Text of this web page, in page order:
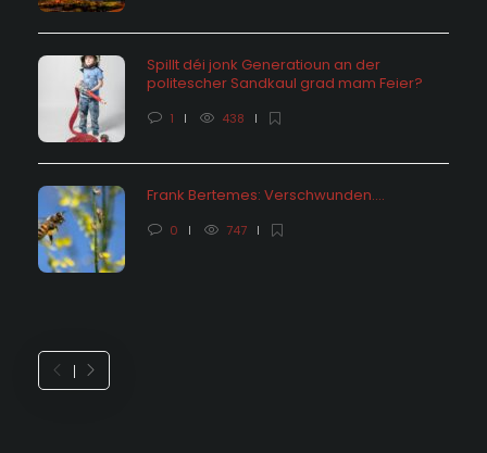
Spillt déi jonk Generatioun an der
politescher Sandkaul grad mam Feier?
1 438
Frank Bertemes: Verschwunden….
0 747